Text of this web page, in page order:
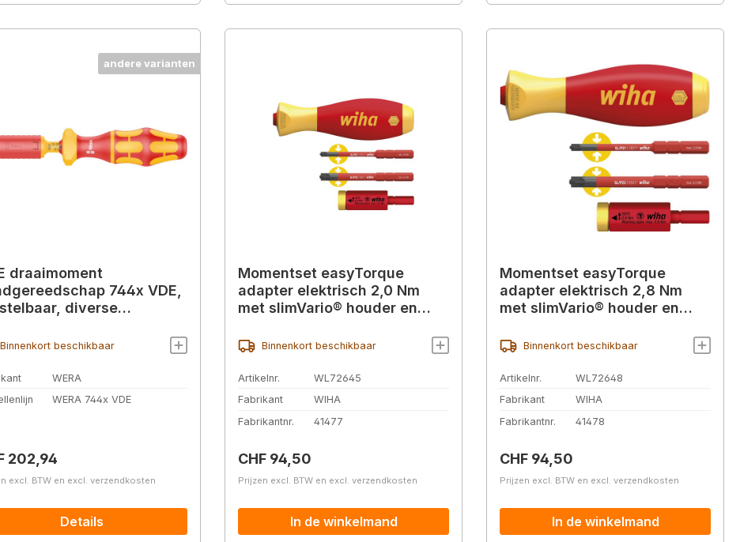
andere varianten
draaimoment
744x VDE,
diverse
Binnenkort beschikbaar
WERA
WERA 744x VDE
prijs:
202,94
excl. BTW en excl. verzendkosten
Details
Momentset easyTorque
adapter elektrisch 2,0 Nm
met slimVario® houder en
Binnenkort beschikbaar
Artikelnr.
WL72645
Fabrikant
WIHA
Fabrikantnr.
41477
Normale prijs:
CHF 94,50
Prijzen excl. BTW en excl. verzendkosten
In de winkelmand
Momentset easyTorque
adapter elektrisch 2,8 Nm
met slimVario® houder en
Binnenkort beschikbaar
Artikelnr.
WL72648
Fabrikant
WIHA
Fabrikantnr.
41478
Normale prijs:
CHF 94,50
Prijzen excl. BTW en excl. verzendkosten
In de winkelmand